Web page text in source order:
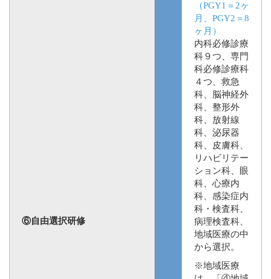
⑥自由選択研修
（PGY1＝2ヶ
月、PGY2＝8
ヶ月）
内科必修診療
科９つ、専門
科必修診療科
４つ、救急
科、脳神経外
科、整形外
科、放射線
科、泌尿器
科、皮膚科、
リハビリテー
ション科、眼
科、心療内
科、感染症内
科・検査科、
病理検査科、
地域医療の中
から選択。
※地域医療